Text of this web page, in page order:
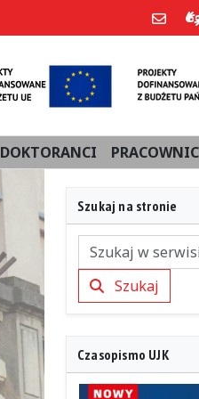
DOKTORANCI
Szukaj na stronie
SzukajSzukaj
Czasopismo UJK